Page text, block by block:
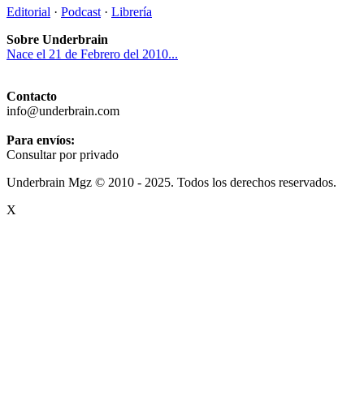
Editorial · Podcast · Librería
Sobre Underbrain
Nace el 21 de Febrero del 2010...
Contacto
info@underbrain.com
Para envíos:
Consultar por privado
Underbrain Mgz © 2010 - 2025. Todos los derechos reservados.
X